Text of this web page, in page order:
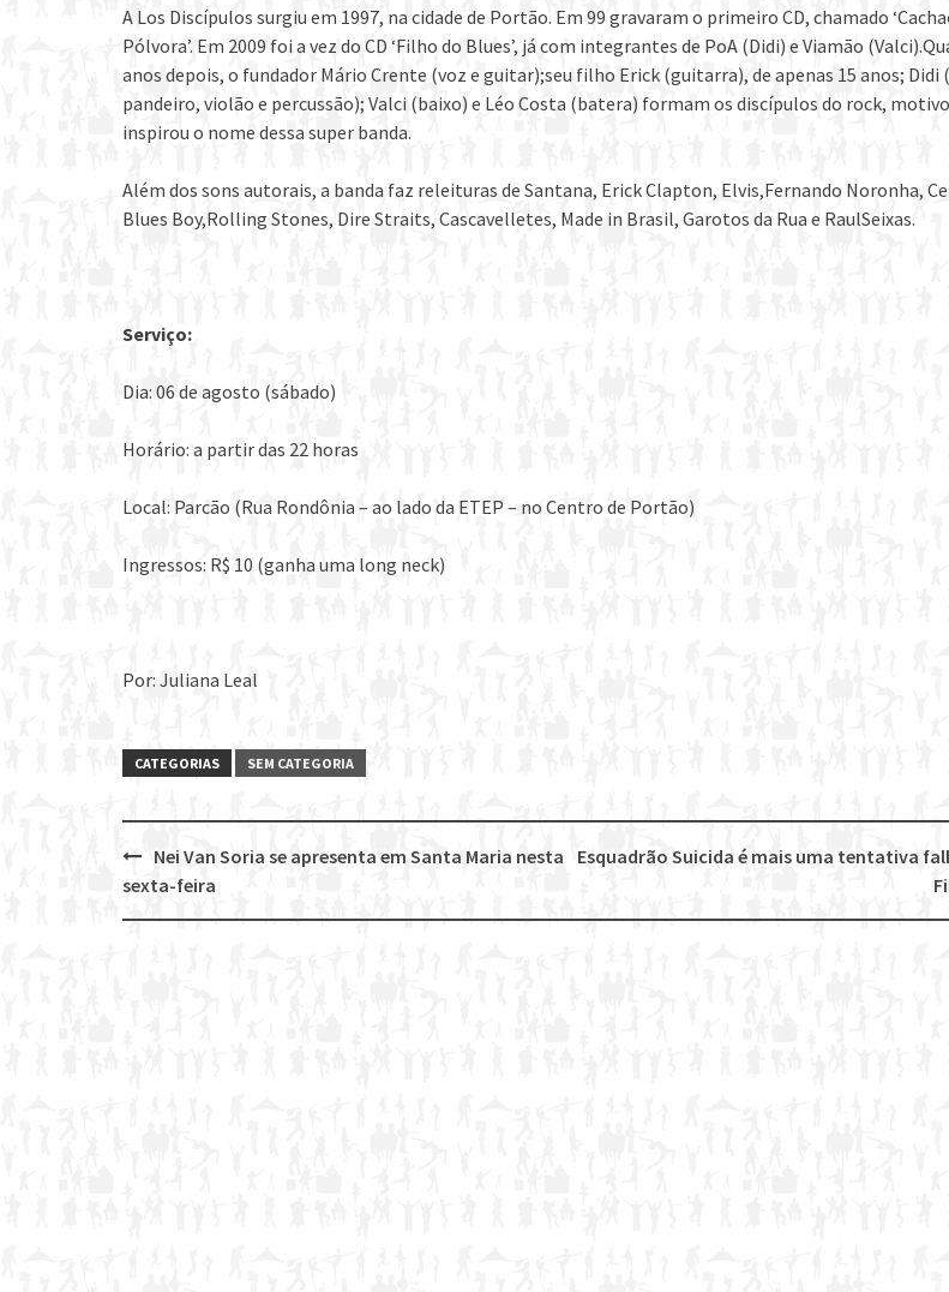
A Los Discípulos surgiu em 1997, na cidade de Portão. Em 99 gravaram o primeiro CD, chamado
Pólvora’. Em 2009 foi a vez do CD ‘Filho do Blues’, já com integrantes de PoA (Didi) e Viamão
anos depois, o fundador Mário Crente (voz e guitar);seu filho Erick (guitarra), de apenas 15 anos; Didi
pandeiro, violão e percussão); Valci (baixo) e Léo Costa (batera) formam os discípulos do rock,
inspirou o nome dessa super banda.
Além dos sons autorais, a banda faz releituras de Santana, Erick Clapton, Elvis,Fernando Noronha,
Blues Boy,Rolling Stones, Dire Straits, Cascavelletes, Made in Brasil, Garotos da Rua e RaulSeixas.
Serviço:
Dia: 06 de agosto (sábado)
Horário: a partir das 22 horas
Local: Parcão (Rua Rondônia – ao lado da ETEP – no Centro de Portão)
Ingressos: R$ 10 (ganha uma long neck)
Por: Juliana Leal
CATEGORIAS SEM CATEGORIA
Post
navigation
Esquadrão Suicida é mais uma tentativa
Nei Van Soria se apresenta em Santa Maria nesta
sexta-feira